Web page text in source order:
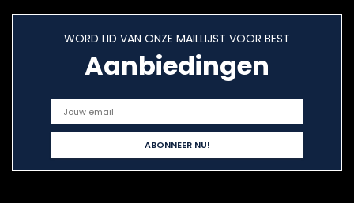
WORD LID VAN ONZE MAILLIJST VOOR BEST
Aanbiedingen